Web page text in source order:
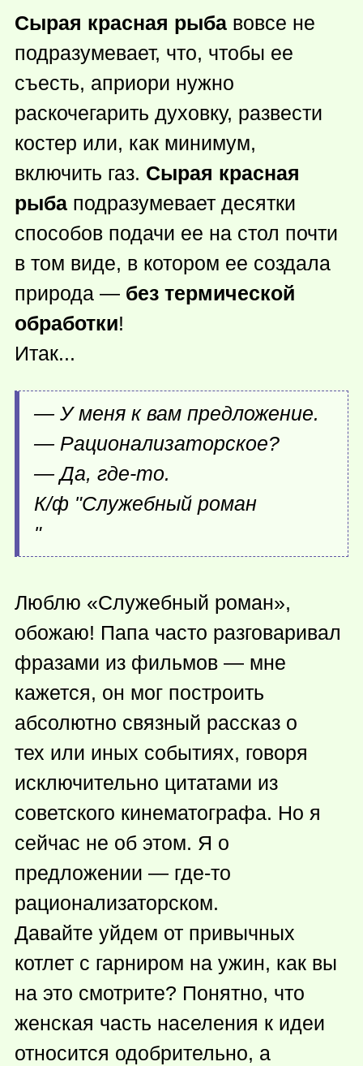
Сырая красная рыба вовсе не
подразумевает, что, чтобы ее
съесть, априори нужно
раскочегарить духовку, развести
костер или, как минимум,
включить газ. Сырая красная
рыба подразумевает десятки
способов подачи ее на стол почти
в том виде, в котором ее создала
природа — без термической
обработки!
Итак...
— У меня к вам предложение.
— Рационализаторское?
— Да, где-то.
К/ф "Служебный роман
"
Люблю «Служебный роман»,
обожаю! Папа часто разговаривал
фразами из фильмов — мне
кажется, он мог построить
абсолютно связный рассказ о
тех или иных событиях, говоря
исключительно цитатами из
советского кинематографа. Но я
сейчас не об этом. Я о
предложении — где-то
рационализаторском.
Давайте уйдем от привычных
котлет с гарниром на ужин, как вы
на это смотрите? Понятно, что
женская часть населения к идеи
относится одобрительно, а